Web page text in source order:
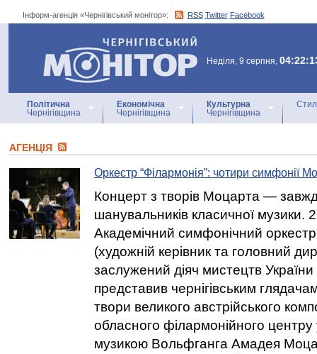
Інформ-агенція «Чернігівський монітор»: RSS Twitter Facebook
Інформ-агенція
«Чернігівський монітор»
Неділя, 9 серпня,
Політична
Чернігівщина
Економічна
Чернігівщина
Культурна
Чернігівщина
АГЕНЦIЯ
Оркестр “Філармонія”: чотири симфонії
Концерт з творів Моцарта —
шанувальників класичної музики.
Академічний симфонічний оркестр
(художній керівник та головний
заслужений діяч мистецтв
представив чернігівським
твори великого австрійського
обласного філармонійного центру
музикою Вольфганга Амадея